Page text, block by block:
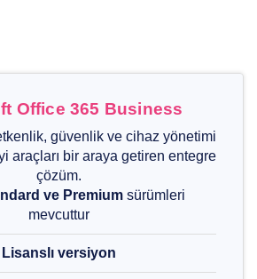
Office 365 Business
güvenlik ve cihaz yönetimi
araçları bir araya getiren entegre
çözüm.
ve Premiumsürümleri
mevcuttur
Lisanslı versiyon